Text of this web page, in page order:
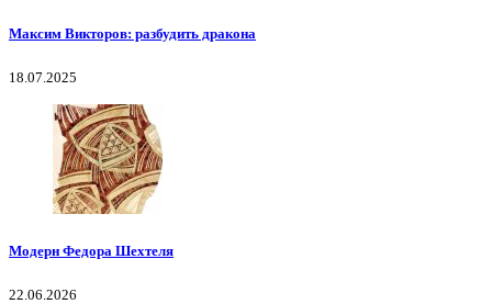
Максим Викторов: разбудить дракона
18.07.2025
Модерн Федора Шехтеля
22.06.2026